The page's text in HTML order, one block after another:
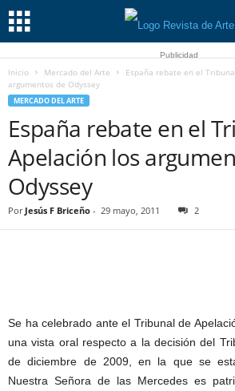
Publicidad
Inicio Mercado del Arte
España rebate en el
argumentos de Odyssey
MERCADO DEL ARTE
España rebate en el
Apelación los
Odyssey
Por Jesús F Briceño - 29 mayo, 2011 2
Se ha celebrado ante el Tribunal de
una vista oral respecto a la decisión del
de diciembre de 2009, en la que se
Nuestra Señora de las Mercedes es